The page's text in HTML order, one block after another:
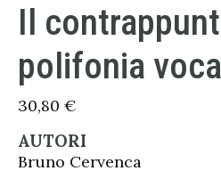
Il
polifonia
30,80 €
AUTORI
Bruno Cervenca